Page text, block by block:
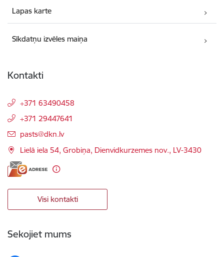
Lapas karte
Sīkdatņu izvēles maiņa
Kontakti
+371 63490458
+371 29447641
E-pasts:
pasts@dkn.lv
Lielā iela 54, Grobiņa, Dienvidkurzemes nov., LV-3430
Visi kontakti
Sekojiet mums